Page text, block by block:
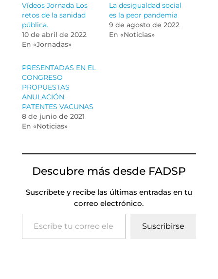
Vídeos Jornada Los
retos de la sanidad
pública.
10 de abril de 2022
En «Jornadas»
La desigualdad social
es la peor pandemia
9 de agosto de 2022
En «Noticias»
PRESENTADAS EN EL
CONGRESO
PROPUESTAS
ANULACIÓN
PATENTES VACUNAS
8 de junio de 2021
En «Noticias»
Descubre más desde FADSP
Suscríbete y recibe las últimas entradas en tu
correo electrónico.
Escribe tu correo electrónico…
Suscribirse